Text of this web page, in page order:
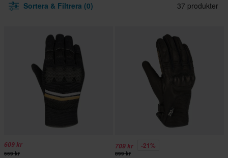
Sortera & Filtrera (0) 37 produkter
609 kr
669 kr
709 kr -21%
899 kr